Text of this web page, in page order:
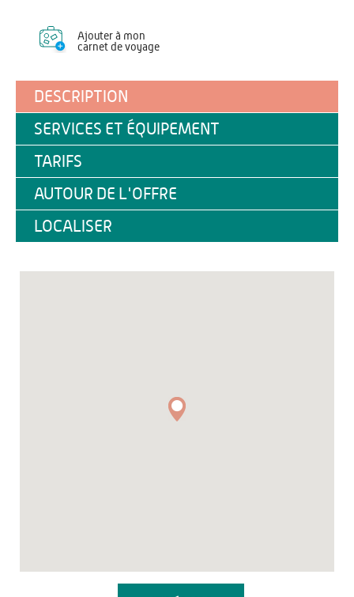
Ajouter à mon
carnet de voyage
DESCRIPTION
SERVICES ET ÉQUIPEMENT
TARIFS
AUTOUR DE L'OFFRE
LOCALISER